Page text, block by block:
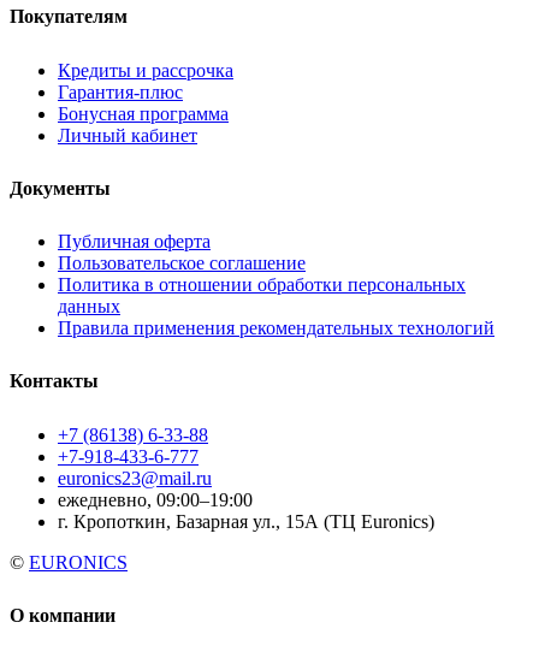
Покупателям
Кредиты и рассрочка
Гарантия-плюс
Бонусная программа
Личный кабинет
Документы
Публичная оферта
Пользовательское соглашение
Политика в отношении обработки персональных
данных
Правила применения рекомендательных технологий
Контакты
+7 (86138) 6-33-88
+7-918-433-6-777
euronics23@mail.ru
ежедневно, 09:00–19:00
г. Кропоткин, Базарная ул., 15А (ТЦ Euronics)
© EURONICS
О компании